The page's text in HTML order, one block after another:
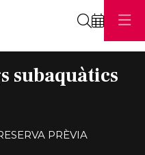
subaquàtics
PRÈVIA